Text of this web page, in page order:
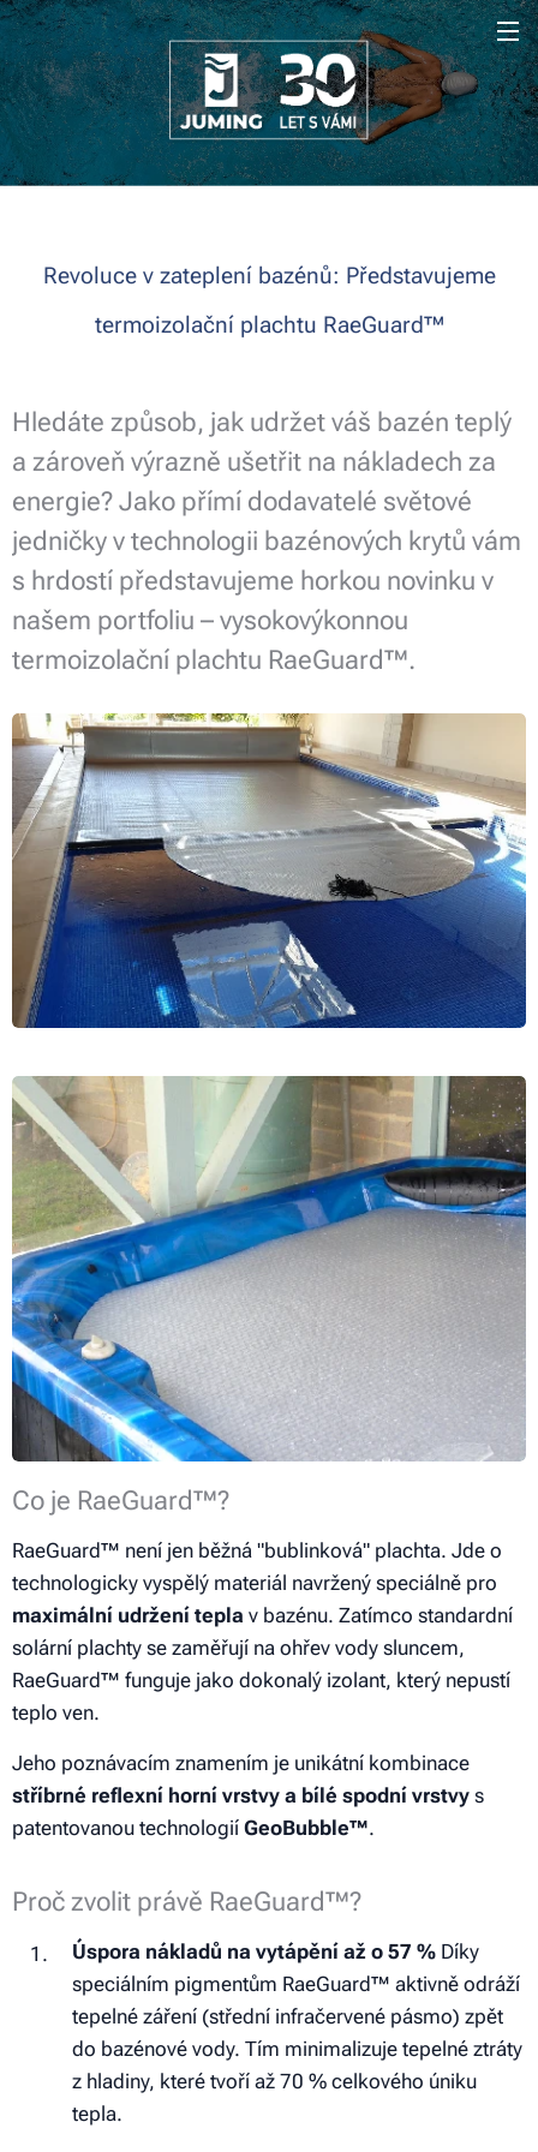
Revoluce v zateplení bazénů: Představujeme
termoizolační plachtu RaeGuard™
Hledáte způsob, jak udržet váš bazén teplý
a zároveň výrazně ušetřit na nákladech za
energie? Jako přímí dodavatelé světové
jedničky v technologii bazénových krytů vám
s hrdostí představujeme horkou novinku v
našem portfoliu – vysokovýkonnou
termoizolační plachtu RaeGuard™.
Co je RaeGuard™?
RaeGuard™ není jen běžná "bublinková" plachta. Jde o
technologicky vyspělý materiál navržený speciálně pro
maximální udržení tepla v bazénu. Zatímco standardní
solární plachty se zaměřují na ohřev vody sluncem,
RaeGuard™ funguje jako dokonalý izolant, který nepustí
teplo ven.
Jeho poznávacím znamením je unikátní kombinace
stříbrné reflexní horní vrstvy a bílé spodní vrstvy s
patentovanou technologií GeoBubble™.
Proč zvolit právě RaeGuard™?
Úspora nákladů na vytápění až o 57 % Díky
speciálním pigmentům RaeGuard™ aktivně odráží
tepelné záření (střední infračervené pásmo) zpět
do bazénové vody. Tím minimalizuje tepelné ztráty
z hladiny, které tvoří až 70 % celkového úniku
tepla.